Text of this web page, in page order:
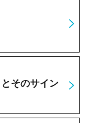
そのサイン